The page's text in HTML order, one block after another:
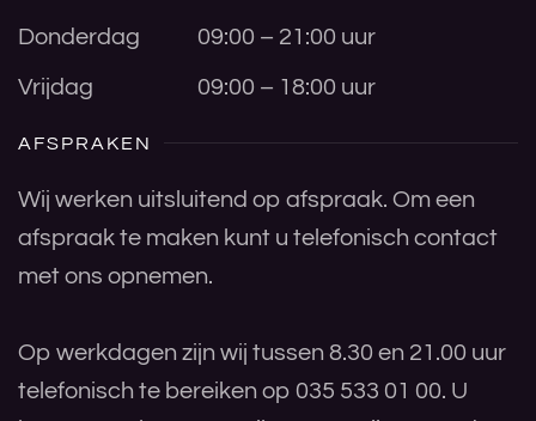
Donderdag 09:00 – 21:00 uur
Vrijdag 09:00 – 18:00 uur
AFSPRAKEN
Wij werken uitsluitend op afspraak. Om een
afspraak te maken kunt u telefonisch contact
met ons opnemen.
Op werkdagen zijn wij tussen 8.30 en 21.00 uur
telefonisch te bereiken op 035 533 01 00. U